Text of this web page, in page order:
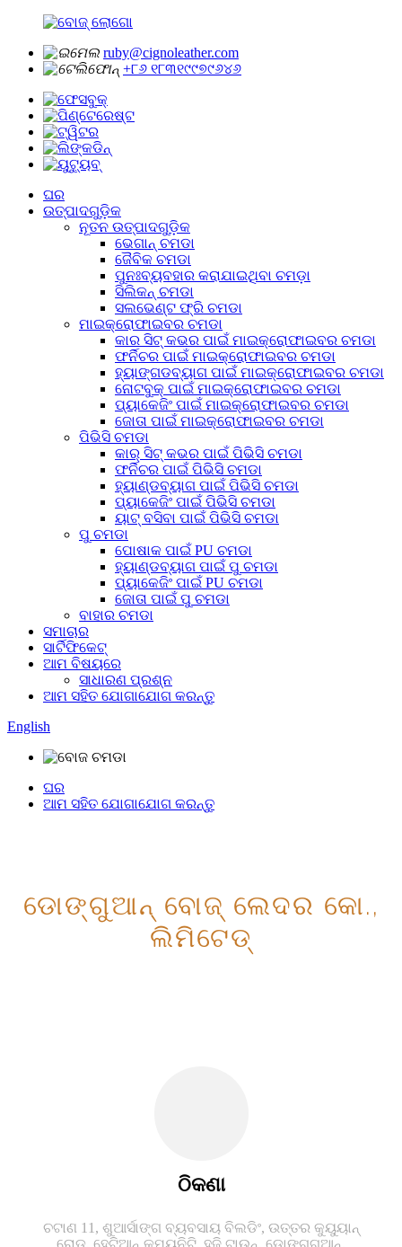
ruby@cignoleather.com
+୮୬ ୧୮୩୧୯୯୭୯୬୪୬
ଘର
ଉତ୍ପାଦଗୁଡ଼ିକ
ନୂତନ ଉତ୍ପାଦଗୁଡ଼ିକ
ଭେଗାନ୍ ଚମଡା
ଜୈବିକ ଚମଡା
ପୁନଃବ୍ୟବହାର କରାଯାଇଥିବା ଚମଡ଼ା
ସିଲିକନ୍ ଚମଡା
ସଲଭେଣ୍ଟ ଫ୍ରି ଚମଡା
ମାଇକ୍ରୋଫାଇବର ଚମଡା
କାର ସିଟ୍ କଭର ପାଇଁ ମାଇକ୍ରୋଫାଇବର ଚମଡା
ଫର୍ନିଚର ପାଇଁ ମାଇକ୍ରୋଫାଇବର ଚମଡା
ହ୍ୟାଙ୍ଗଡବ୍ୟାଗ ପାଇଁ ମାଇକ୍ରୋଫାଇବର ଚମଡା
ନୋଟବୁକ୍ ପାଇଁ ମାଇକ୍ରୋଫାଇବର ଚମଡା
ପ୍ୟାକେଜିଂ ପାଇଁ ମାଇକ୍ରୋଫାଇବର ଚମଡା
ଜୋତା ପାଇଁ ମାଇକ୍ରୋଫାଇବର ଚମଡା
ପିଭିସି ଚମଡା
କାର୍ ସିଟ୍ କଭର ପାଇଁ ପିଭିସି ଚମଡା
ଫର୍ନିଚର ପାଇଁ ପିଭିସି ଚମଡା
ହ୍ୟାଣ୍ଡବ୍ୟାଗ ପାଇଁ ପିଭିସି ଚମଡା
ପ୍ୟାକେଜିଂ ପାଇଁ ପିଭିସି ଚମଡା
ୟାଟ୍ ବସିବା ପାଇଁ ପିଭିସି ଚମଡା
ପୁ ଚମଡା
ପୋଷାକ ପାଇଁ PU ଚମଡା
ହ୍ୟାଣ୍ଡବ୍ୟାଗ ପାଇଁ ପୁ ଚମଡା
ପ୍ୟାକେଜିଂ ପାଇଁ PU ଚମଡା
ଜୋତା ପାଇଁ ପୁ ଚମଡା
ବାହାର ଚମଡା
ସମାଚାର
ସାର୍ଟିଫିକେଟ୍
ଆମ ବିଷୟରେ
ସାଧାରଣ ପ୍ରଶ୍ନ
ଆମ ସହିତ ଯୋଗାଯୋଗ କରନ୍ତୁ
English
ଘର
ଆମ ସହିତ ଯୋଗାଯୋଗ କରନ୍ତୁ
ଡୋଙ୍ଗୁଆନ୍ ବୋଜ୍ ଲେଦର କୋ.,
ଲିମିଟେଡ୍
ଠିକଣା
ଚଟାଣ 11, ଶୁଆର୍ସାଙ୍ଗ ବ୍ୟବସାୟ ବିଲଡିଂ, ଉତ୍ତର କୁୟୁୟାନ୍
ରୋଡ୍, ହେଟିଆନ୍ କମ୍ୟୁନିଟି, ହୁଜି ଟାଉନ୍, ଡୋଙ୍ଗଗୁଆନ୍,